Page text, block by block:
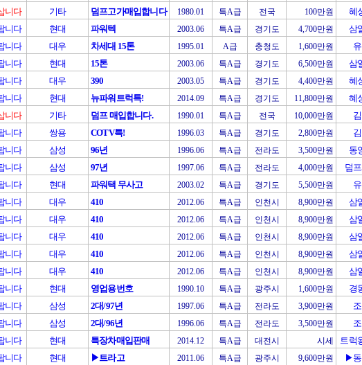
니다 기타 덤프고가매입합니다 1980.01 특A급 전국 100만원 혜
니다 현대 파워텍 2003.06 특A급 경기도 4,700만원 삼
니다 대우 차세대 15톤 1995.01 A급 충청도 1,600만원
니다 현대 15톤 2003.06 특A급 경기도 6,500만원 삼
니다 대우 390 2003.05 특A급 경기도 4,400만원 혜
니다 현대 뉴파워트럭특! 2014.09 특A급 경기도 11,800만원 혜
니다 기타 덤프 매입합니다. 1990.01 특A급 전국 10,000만원
니다 쌍용 COTV특! 1996.03 특A급 경기도 2,800만원
니다 삼성 96년 1996.06 특A급 전라도 3,500만원 동
니다 삼성 97년 1997.06 특A급 전라도 4,000만원 덤
니다 현대 파워택 무사고 2003.02 특A급 경기도 5,500만원
니다 대우 410 2012.06 특A급 인천시 8,900만원 삼
니다 대우 410 2012.06 특A급 인천시 8,900만원 삼
니다 대우 410 2012.06 특A급 인천시 8,900만원 삼
니다 대우 410 2012.06 특A급 인천시 8,900만원 삼
니다 대우 410 2012.06 특A급 인천시 8,900만원 삼
니다 현대 영업용번호 1990.10 특A급 광주시 1,600만원 경
니다 삼성 2대/97년 1997.06 특A급 전라도 3,900만원
니다 삼성 2대/96년 1996.06 특A급 전라도 3,500만원
니다 현대 특장차매입판매 2014.12 특A급 대전시 시세 트럭
니다 현대 ▶트라고 2011.06 특A급 광주시 9,600만원 ▶동